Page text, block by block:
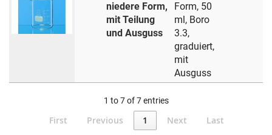
niedere Form,
mit Teilung
und Ausguss
Form, 50
ml, Boro
3.3,
graduiert,
mit
Ausguss
1 to 7 of 7 entries
First Previous 1 Next Last